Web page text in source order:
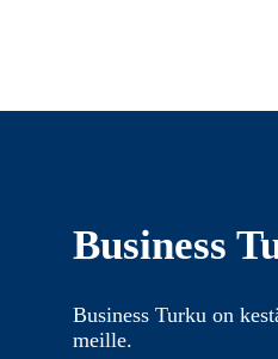
Business
Business Turku on
meille.